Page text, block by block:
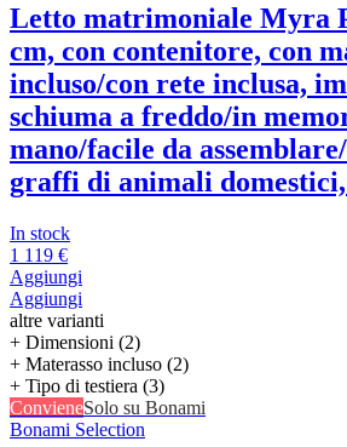
Letto matrimoniale Myra
cm, con contenitore, con
incluso/con rete inclusa,
schiuma a freddo/in
mano/facile da
graffi di animali domestici,
In stock
1 119 €
Aggiungi
Aggiungi
altre varianti
+ Dimensioni (2)
+ Materasso incluso (2)
+ Tipo di testiera (3)
ConvieneSolo su Bonami
Bonami Selection